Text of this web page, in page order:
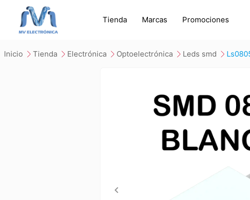
Tienda Marcas Promociones
inicio tienda electrónica optoelectrónica leds smd